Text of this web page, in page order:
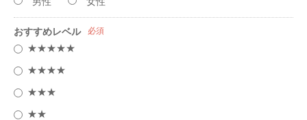
おすすめレベル 必須
★★★★★
★★★★
★★★
★★